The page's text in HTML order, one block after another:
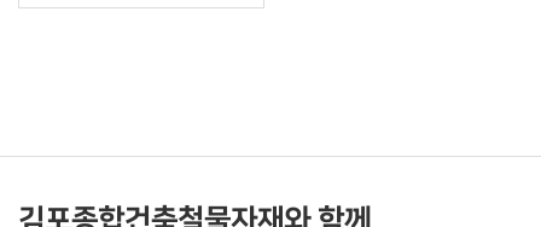
김포종합건축철물자재와 함께